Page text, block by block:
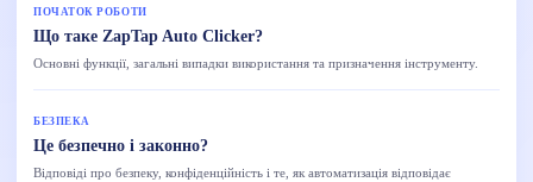
ПОЧАТОК РОБОТИ
Що таке ZapTap Auto Clicker?
Основні функції, загальні випадки використання та призначення інструменту.
БЕЗПЕКА
Це безпечно і законно?
Відповіді про безпеку, конфіденційність і те, як автоматизація відповідає